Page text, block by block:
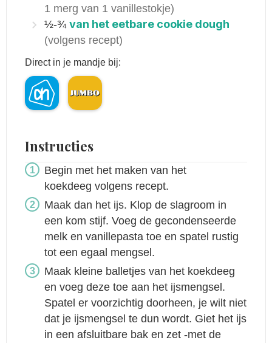
1 merg van 1 vanillestokje)
½-¾ van het eetbare cookie dough
(volgens recept)
Direct in je mandje bij:
Instructies
Begin met het maken van het
koekdeeg volgens recept.
Maak dan het ijs. Klop de slagroom in
een kom stijf. Voeg de gecondenseerde
melk en vanillepasta toe en spatel rustig
tot een egaal mengsel.
Maak kleine balletjes van het koekdeeg
en voeg deze toe aan het ijsmengsel.
Spatel er voorzichtig doorheen, je wilt niet
dat je ijsmengsel te dun wordt. Giet het ijs
in een afsluitbare bak en zet -met de